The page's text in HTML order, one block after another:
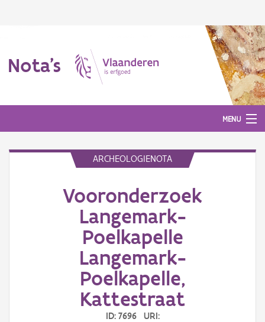
Nota's
MENU
ARCHEOLOGIENOTA
Vooronderzoek
Langemark-
Poelkapelle
Langemark-
Poelkapelle,
Kattestraat
ID: 7696 URI: